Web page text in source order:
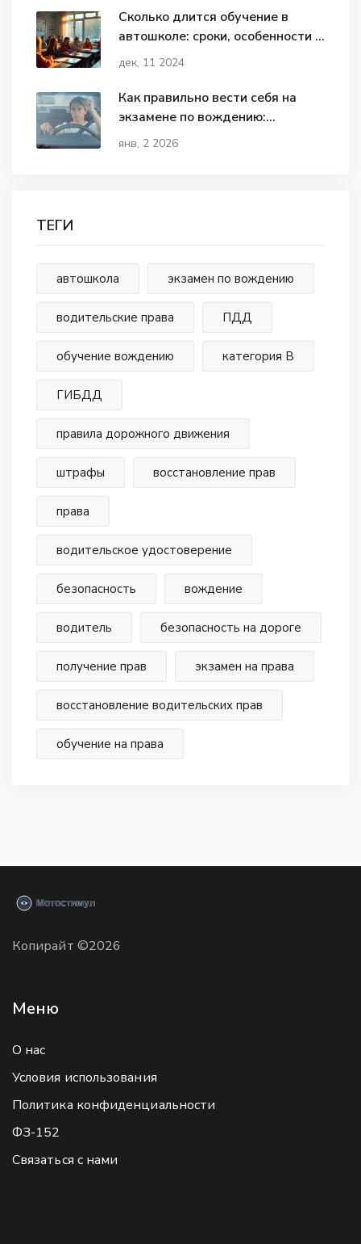
Сколько длится обучение в
автошколе: сроки, особенности и
факты
дек, 11 2024
Как правильно вести себя на
экзамене по вождению:
пошаговая инструкция для
янв, 2 2026
ТЕГИ
автошкола экзамен по вождению
водительские права ПДД
обучение вождению категория В
ГИБДД
правила дорожного движения
штрафы восстановление прав
права
водительское удостоверение
безопасность вождение
водитель безопасность на дороге
получение прав экзамен на права
восстановление водительских прав
обучение на права
Копирайт ©2026
Меню
О нас
Условия использования
Политика конфиденциальности
ФЗ-152
Связаться с нами